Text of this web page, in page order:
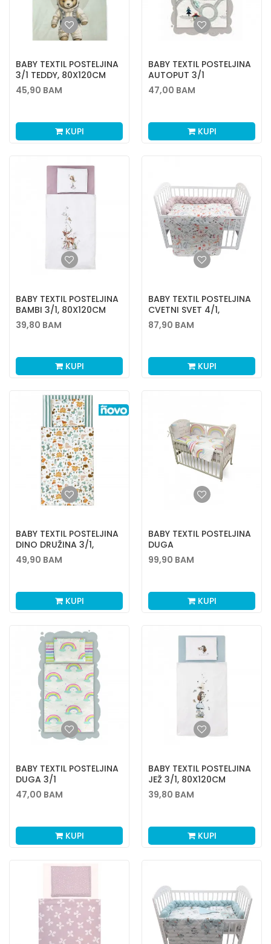
BABY TEXTIL POSTELJINA
3/1 TEDDY, 80X120CM
45,90 BAM
KUPI
BABY TEXTIL POSTELJINA
AUTOPUT 3/1
47,00 BAM
KUPI
BABY TEXTIL POSTELJINA
BAMBI 3/1, 80X120CM
39,80 BAM
KUPI
BABY TEXTIL POSTELJINA
CVETNI SVET 4/1,
80X120CM
87,90 BAM
KUPI
BABY TEXTIL POSTELJINA
DINO DRUŽINA 3/1,
80X120CM
49,90 BAM
KUPI
BABY TEXTIL POSTELJINA
DUGA
99,90 BAM
KUPI
BABY TEXTIL POSTELJINA
DUGA 3/1
47,00 BAM
KUPI
BABY TEXTIL POSTELJINA
JEŽ 3/1, 80X120CM
39,80 BAM
KUPI